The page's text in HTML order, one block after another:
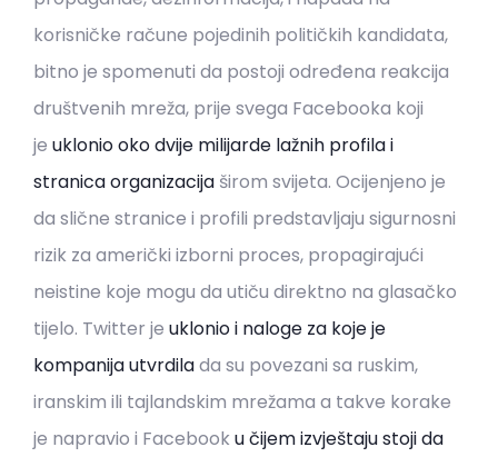
korisničke račune pojedinih političkih kandidata,
bitno je spomenuti da postoji određena reakcija
društvenih mreža, prije svega Facebooka koji
je uklonio oko dvije milijarde lažnih profila i
stranica organizacija širom svijeta. Ocijenjeno je
da slične stranice i profili predstavljaju sigurnosni
rizik za američki izborni proces, propagirajući
neistine koje mogu da utiču direktno na glasačko
tijelo. Twitter je uklonio i naloge za koje je
kompanija utvrdilada su povezani sa ruskim,
iranskim ili tajlandskim mrežama a takve korake
je napravio i Facebook u čijem izvještaju stoji da